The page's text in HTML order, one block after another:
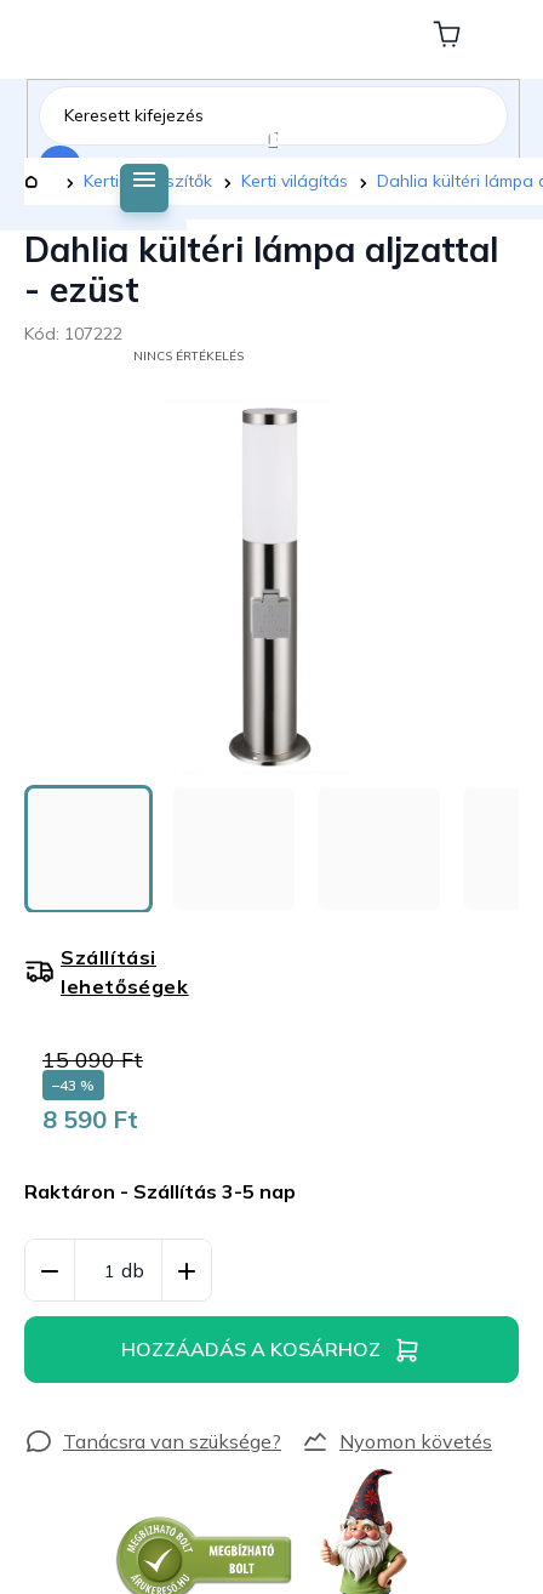
tartalomhoz
Kosár
Kezdőlap
Kerti kiegészítők Kerti világítás Dahlia kültéri
Dahlia kültéri lámpa aljzattal
- ezüst
Kód: 107222
NINCS ÉRTÉKELÉS
15 090 Ft
–43 %
8 590 Ft
Raktáron - Szállítás 3-5 nap
Szállítási
lehetőségek
HOZZÁADÁS A KOSÁRHOZ
Nyomon követés